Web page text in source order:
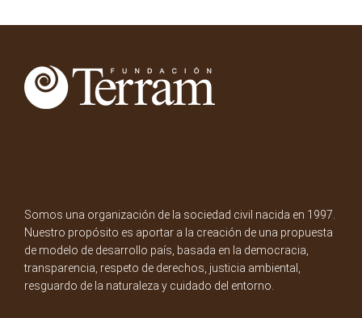
Somos una organización de la sociedad civil nacida en 1997.
Nuestro propósito es aportar a la creación de una propuesta
de modelo de desarrollo país, basada en la democracia,
transparencia, respeto de derechos, justicia ambiental,
resguardo de la naturaleza y cuidado del entorno.